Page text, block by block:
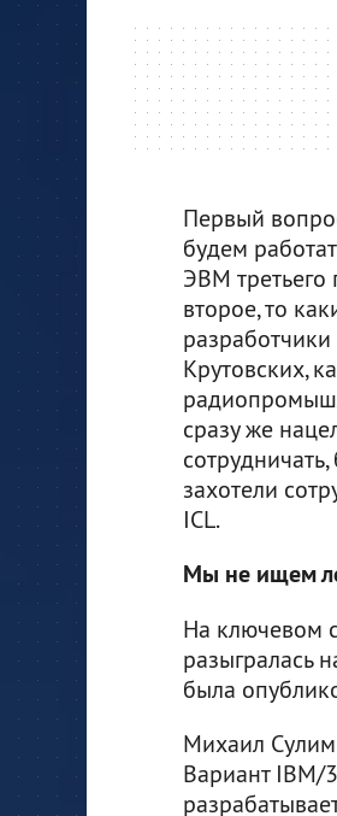
Первый
будем
ЭВМ третьего
второе, то
Крутовских,
сразу же
захотели
ICL.
Мы не ищем
На ключевом
разыгралась
была
Михаил Сулим
Вариант IBM/